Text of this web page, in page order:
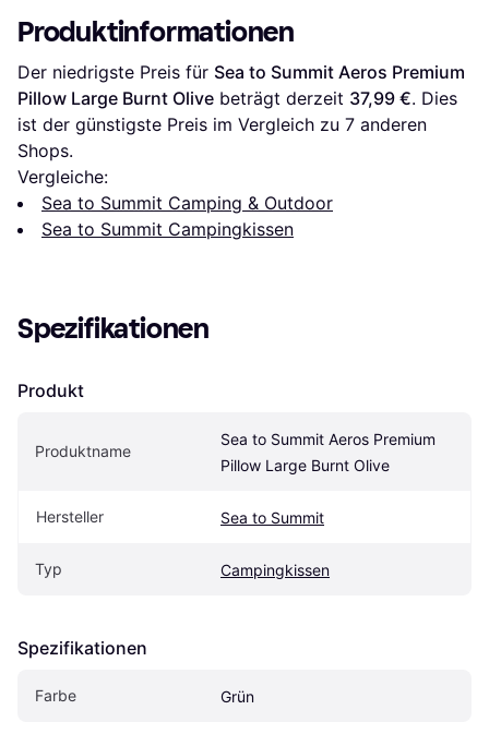
Produktinformationen
Der niedrigste Preis für Sea to Summit Aeros Premium
Pillow Large Burnt Olive beträgt derzeit 37,99 €. Dies
ist der günstigste Preis im Vergleich zu 7 anderen
Shops.
Vergleiche:
Sea to Summit Camping & Outdoor
Sea to Summit Campingkissen
Spezifikationen
Produkt
Produktname
Sea to Summit Aeros Premium
Pillow Large Burnt Olive
Hersteller Sea to Summit
Typ Campingkissen
Spezifikationen
Farbe Grün